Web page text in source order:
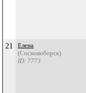
21
Елена
(Сосновоборск)
ID: 7773